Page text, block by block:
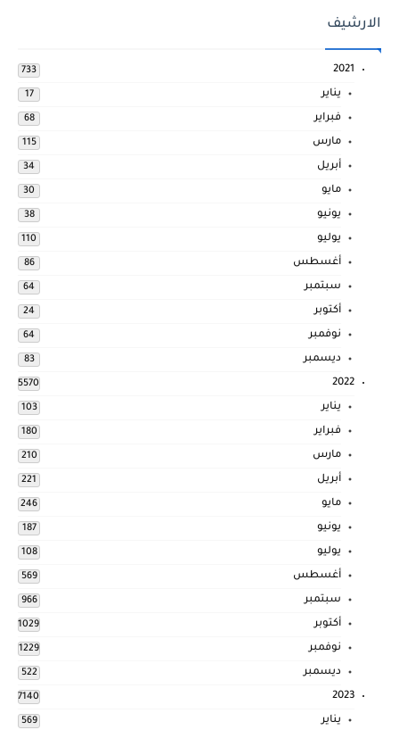
الارشيف
2021
733
يناير 17
فبراير 68
مارس 115
أبريل 34
مايو 30
يونيو 38
يوليو 110
أغسطس 86
سبتمبر 64
أكتوبر 24
نوفمبر 64
ديسمبر 83
2022
5570
يناير 103
فبراير 180
مارس 210
أبريل 221
مايو 246
يونيو 187
يوليو 108
أغسطس 569
سبتمبر 966
أكتوبر 1029
نوفمبر 1229
ديسمبر 522
2023
7140
يناير 569